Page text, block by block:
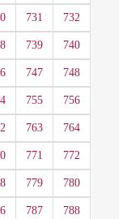
731 732
739 740
747 748
755 756
763 764
771 772
779 780
787 788